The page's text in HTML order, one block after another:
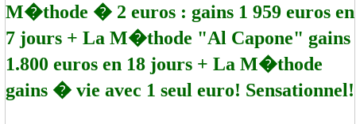
M�thode � 2 euros : gains 1 959 euros en
7 jours + La M�thode "Al Capone" gains
1.800 euros en 18 jours + La M�thode
gains � vie avec 1 seul euro! Sensationnel!